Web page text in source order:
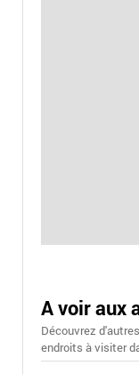
A voir aux
Découvrez
endroits à visiter